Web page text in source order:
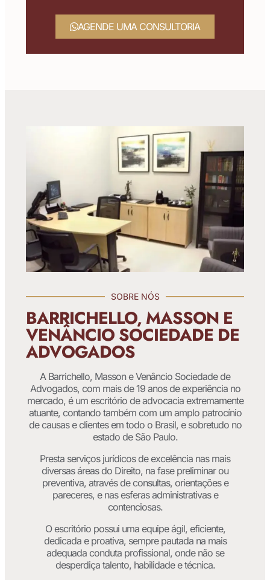
AGENDE UMA CONSULTORIA
SOBRE NÓS
BARRICHELLO, MASSON E
VENÂNCIO SOCIEDADE DE
ADVOGADOS
A Barrichello, Masson e Venâncio Sociedade de
Advogados, com mais de 19 anos de experiência no
mercado, é um escritório de advocacia extremamente
atuante, contando também com um amplo patrocínio
de causas e clientes em todo o Brasil, e sobretudo no
estado de São Paulo.
Presta serviços jurídicos de excelência nas mais
diversas áreas do Direito, na fase preliminar ou
preventiva, através de consultas, orientações e
pareceres, e nas esferas administrativas e
contenciosas.
O escritório possui uma equipe ágil, eficiente,
dedicada e proativa, sempre pautada na mais
adequada conduta profissional, onde não se
desperdiça talento, habilidade e técnica.